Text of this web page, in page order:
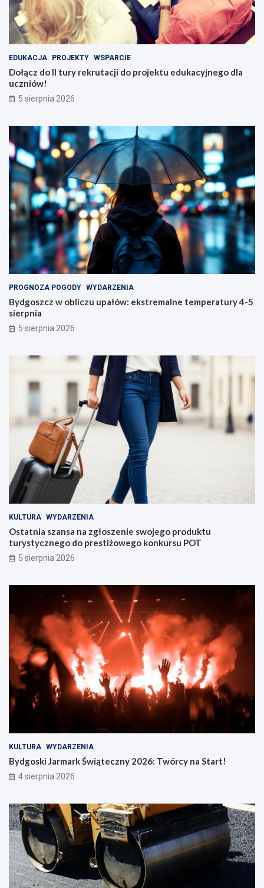
EDUKACJA PROJEKTY WSPARCIE
Dołącz do II tury rekrutacji do projektu edukacyjnego dla
uczniów!
5 sierpnia 2026
PROGNOZA POGODY WYDARZENIA
Bydgoszcz w obliczu upałów: ekstremalne temperatury 4-5
sierpnia
5 sierpnia 2026
KULTURA WYDARZENIA
Ostatnia szansa na zgłoszenie swojego produktu
turystycznego do prestiżowego konkursu POT
5 sierpnia 2026
KULTURA WYDARZENIA
Bydgoski Jarmark Świąteczny 2026: Twórcy na Start!
4 sierpnia 2026